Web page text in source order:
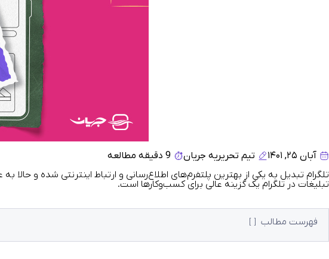
آبان ۲۵, ۱۴۰۱ تیم تحریریه جریان
9 دقیقه مطالعه
تلگرام تبدیل به یکی از بهترین پلتفرم‌های اطلاع‌رسانی و ارتباط اینترنتی شده و حالا
تبلیغات در تلگرام یک گزینه عالی برای کسب‌وکارها است.
فهرست مطالب